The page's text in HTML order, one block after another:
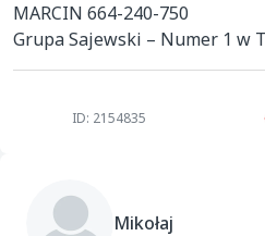
MARCIN 664-240-750
Grupa Sajewski – Numer 1 w
ID: 2154835
Mikołaj